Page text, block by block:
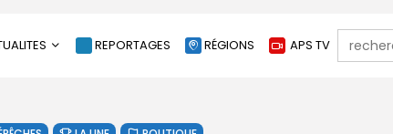
REPORTAGES RÉGIONS APS TV
Search
for: